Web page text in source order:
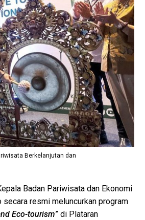
Berkelanjutan dan
Badan Pariwisata dan Ekonomi
resmi meluncurkan program
Eco-tourism” di Plataran